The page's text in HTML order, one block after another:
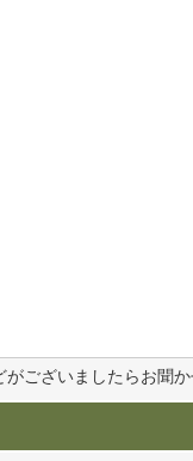
ございましたらお聞